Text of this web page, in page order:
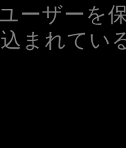
ーザーを
まれてい